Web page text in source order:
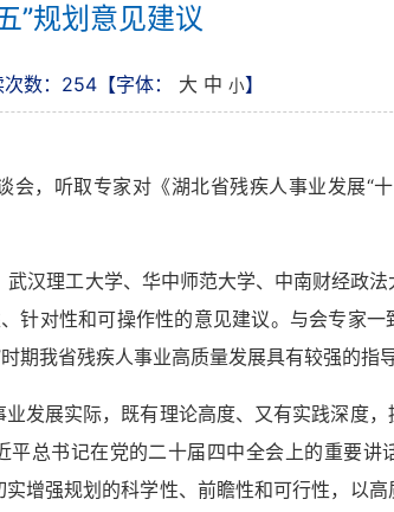
”规划意见建议
数： 254 【字体： 大 中 小】
，听取专家对《湖北省残疾人事业发展“
理工大学、华中师范大学、中南财经政法
针对性和可操作性的意见建议。与会专家
期我省残疾人事业高质量发展具有较强的指导
展实际，既有理论高度、又有实践深度，
总书记在党的二十届四中全会上的重要讲
增强规划的科学性、前瞻性和可行性，以